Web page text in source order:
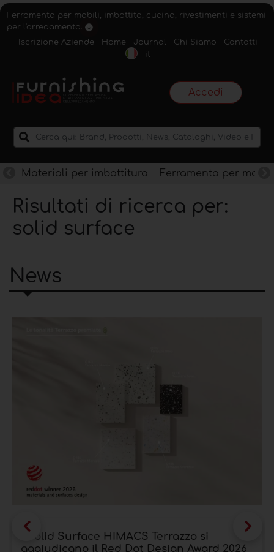
Ferramenta per mobili, imbottito, cucina, rivestimenti e sistemi
per l'arredamento.
Iscrizione Aziende
Home Journal Chi Siamo
Contatti
it
Accedi
Materiali per imbottitura Ferramenta per mobili
Risultati di ricerca per:
solid surface
News
I Solid Surface HIMACS Terrazzo si
aggiudicano il Red Dot Design Award 2026